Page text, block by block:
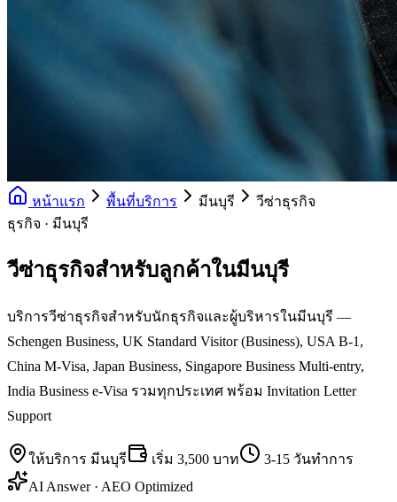
หน้าแรก พื้นที่บริการ มีนบุรี
วีซ่าธุรกิจ
ธุรกิจ · มีนบุรี
วีซ่าธุรกิจสำหรับลูกค้าในมีนบุรี
บริการวีซ่าธุรกิจสำหรับนักธุรกิจและผู้บริหารในมีนบุรี —
Schengen Business, UK Standard Visitor (Business), USA B-1,
China M-Visa, Japan Business, Singapore Business Multi-entry,
India Business e-Visa รวมทุกประเทศ พร้อม Invitation Letter
Support
ให้บริการ มีนบุรี เริ่ม 3,500 บาท
3-15 วันทำการ
AI Answer · AEO Optimized